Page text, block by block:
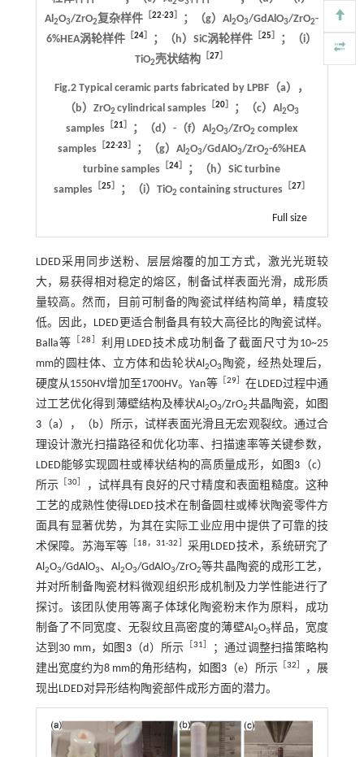
2 3
Al2O3/ZrO2复杂样件 ［22-23］ ；（g）Al2O3/GdAlO3/ZrO2-
6%HEA涡轮样件 ［24］ ；（h）SiC涡轮样件 ［25］
；（i）
TiO2壳状结构 ［27］
Fig.2 Typical ceramic parts fabricated by LPBF（a），
（b）ZrO2cylindrical samples ［20］ ；（c）Al2O3
samples ［21］ ；（d）-（f）Al2O3/ZrO2 complex
samples ［22-23］ ；（g）Al2O3/GdAlO3/ZrO2-6%HEA
turbine samples ［24］
；（h）SiC turbine
samples
25］ ；（i）TiO2 containing structures 27］
Full size
LDED采用同步送粉、层层熔覆的加工方式，激光光斑较
大，易获得相对稳定的熔区，制备试样表面光滑，成形质
量较高。然而，目前可制备的陶瓷试样结构简单，精度较
低。因此，LDED更适合制备具有较大高径比的陶瓷试样。
Balla等 ［28 ］利用LDED技术成功制备了截面尺寸为10~25
mm的圆柱体、立方体和齿轮状Al2O3 陶瓷，经热处理后，
硬度从1550HV增加至1700HV。Yan等［ 29 ］在LDED过程中通
过工艺优化得到薄壁结构及棒状Al2O3/ZrO2共晶陶瓷，如 图
3（a），（b）所示，试样表面光滑且无宏观裂纹。通过合
理设计激光扫描路径和优化功率、扫描速率等关键参数，
LDED能够实现圆柱或棒状结构的高质量成形，如 图3 （c）
所示［30
，试样具有良好的尺寸精度和表面粗糙度。这种
工艺的成熟性使得LDED技术在制备圆柱或棒状陶瓷零件方
面具有显著优势，为其在实际工业应用中提供了可靠的技
术保障。苏海军等
18，31-32
采用LDED技术，系统研究了
Al2O3/GdAlO3、Al2O3/GdAlO3/ZrO2等共晶陶瓷的成形工艺，
并对所制备陶瓷材料微观组织形成机制及力学性能进行了
探讨。该团队使用等离子体球化陶瓷粉末作为原料，成功
制备了不同宽度、无裂纹且高密度的薄壁Al2O3样品，宽度
达到30 mm，如 图3（d）所示 31
；通过调整扫描策略构
建出宽度约为8 mm的角形结构，如 图3 （e）所示 ［32
，展
现出LDED对异形结构陶瓷部件成形方面的潜力。